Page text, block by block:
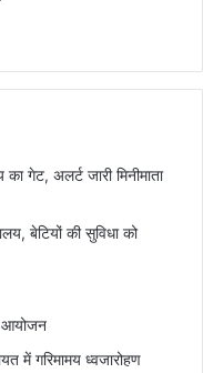
गेट, अलर्ट जारी मिनीमाता
बेटियों की सुविधा को
आयोजन
में गरिमामय ध्वजारोहण